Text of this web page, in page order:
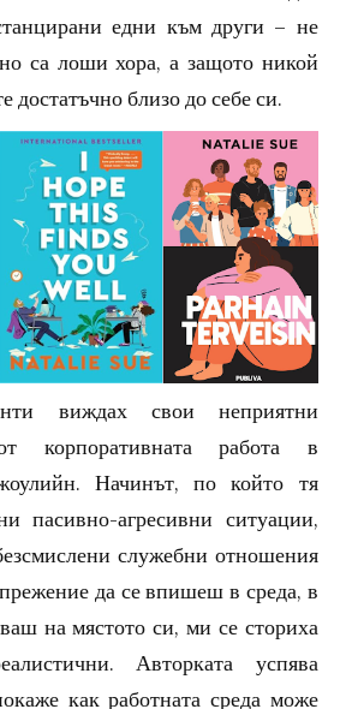
едни към други – не
са лоши хора, а защото никой
достатъчно близо до себе си.
виждах свои неприятни
корпоративната работа в
Начинът, по който тя
пасивно-агресивни ситуации,
служебни отношения
да се впишеш в среда, в
на мястото си, ми се сториха
Авторката успява
как работната среда може